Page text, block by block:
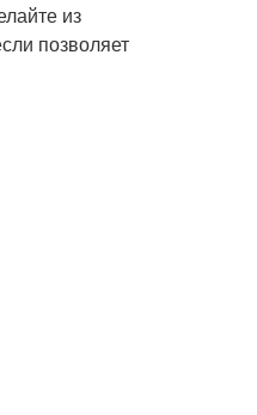
из
позволяет